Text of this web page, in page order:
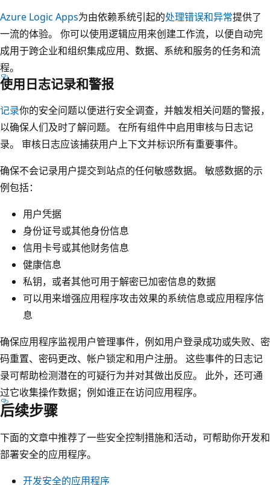
Azure Logic Apps为由依赖系统引起的处理错误和异常提供了
一流的体验。 你可以使用逻辑应用来创建工作流，以便自动完
成用于跨企业和组织集成应用、数据、系统和服务的任务和流
程。
使用日志记录和警报
记录你的安全问题以便进行安全调查，并触发相关问题的警报，
以确保人们及时了解问题。 在所有组件中启用审核与日志记
录。 审核日志应该捕获用户上下文并标识所有重要事件。
确保不会记录用户提交到站点的任何敏感数据。 敏感数据的示
例包括：
用户凭据
身份证号或其他身份信息
信用卡号或其他财务信息
健康信息
私钥，或者其他可用于解密已加密信息的数据
可以用来增强应用程序攻击效果的系统信息或应用程序信
息
确保应用程序监视用户管理事件，例如用户登录成功或失败、密
码重置、密码更改、帐户锁定和用户注册。 这些事件的日志记
录可帮助检测潜在的可疑行为并对其做出反应。 此外，还可通
过它收集操作数据；例如谁正在访问应用程序。
后续步骤
下面的文章中推荐了一些安全控制措施和活动，可帮助你开发和
部署安全的应用程序。
开发安全的应用程序